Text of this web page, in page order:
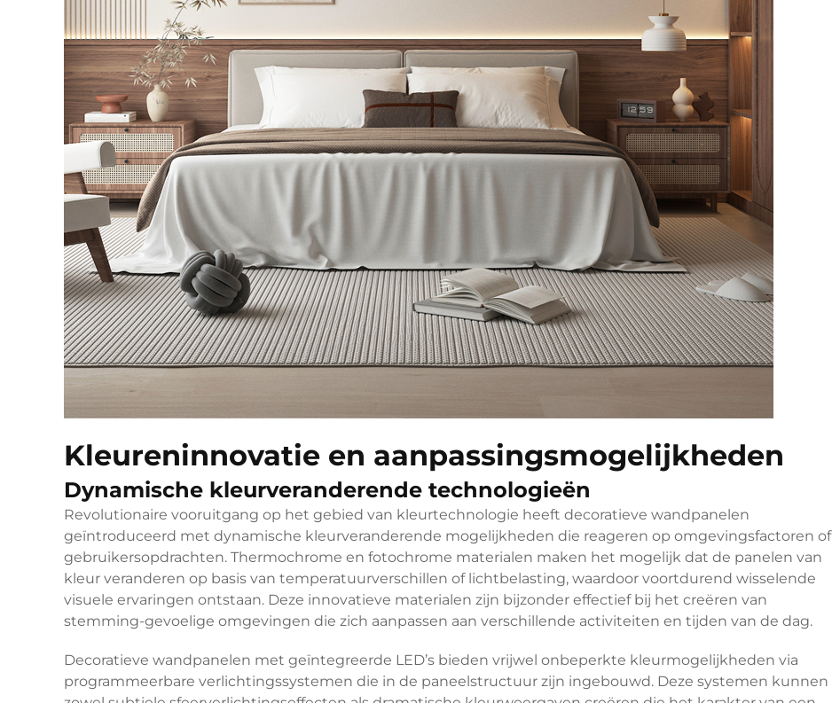
Kleureninnovatie en aanpassingsmogelijkheden
Dynamische kleurveranderende technologieën
Revolutionaire vooruitgang op het gebied van kleurtechnologie heeft decoratieve wandpanelen
geïntroduceerd met dynamische kleurveranderende mogelijkheden die reageren op omgevingsfactoren of
gebruikersopdrachten. Thermochrome en fotochrome materialen maken het mogelijk dat de panelen van
kleur veranderen op basis van temperatuurverschillen of lichtbelasting, waardoor voortdurend wisselende
visuele ervaringen ontstaan. Deze innovatieve materialen zijn bijzonder effectief bij het creëren van
stemming-gevoelige omgevingen die zich aanpassen aan verschillende activiteiten en tijden van de dag.
Decoratieve wandpanelen met geïntegreerde LED’s bieden vrijwel onbeperkte kleurmogelijkheden via
programmeerbare verlichtingssystemen die in de paneelstructuur zijn ingebouwd. Deze systemen kunnen